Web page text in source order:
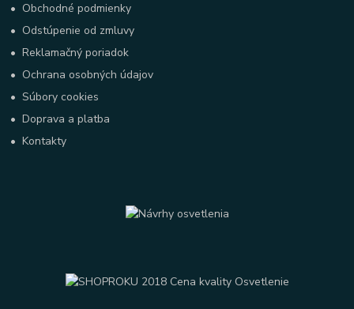
• Obchodné podmienky
• Odstúpenie od zmluvy
•Reklamačný poriadok
• Ochrana osobných údajov
•Súbory cookies
•Doprava a platba
•Kontakty